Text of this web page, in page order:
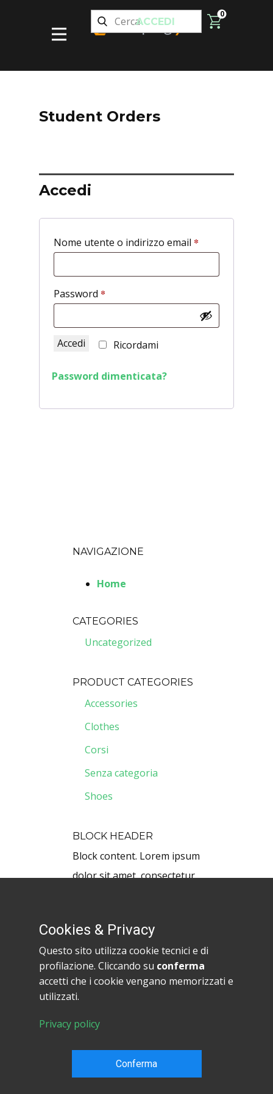
0
ACCEDI
Student Orders
Accedi
Nome utente o indirizzo email *
Password *
Ricordami
Accedi
Password dimenticata?
NAVIGAZIONE
Home
CATEGORIES
Uncategorized
PRODUCT CATEGORIES
Accessories
Clothes
Corsi
Senza categoria
Shoes
BLOCK HEADER
Block content. Lorem ipsum
dolor sit amet, consectetur
Copyright HowToProg.com 2024
Condizioni di Privacy
Partita IVA: IT 03648380834
Cookies & Privacy
Questo sito utilizza cookie tecnici e di
profilazione. Cliccando su conferma
accetti che i cookie vengano memorizzati e
utilizzati.
Privacy policy
Conferma